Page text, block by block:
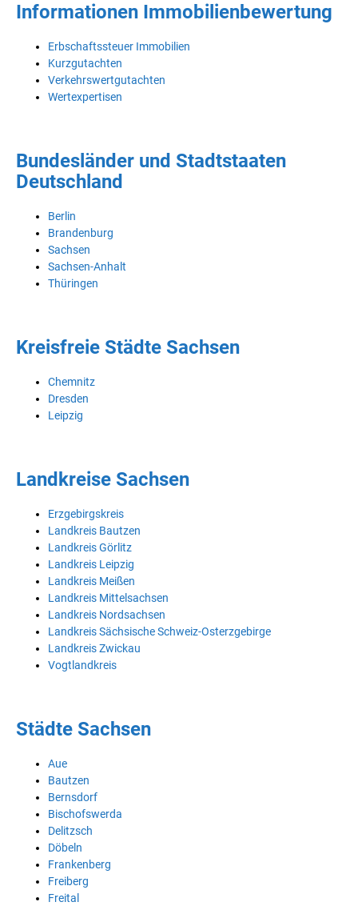
Informationen Immobilienbewertung
Erbschaftssteuer Immobilien
Kurzgutachten
Verkehrswertgutachten
Wertexpertisen
Bundesländer und Stadtstaaten
Deutschland
Berlin
Brandenburg
Sachsen
Sachsen-Anhalt
Thüringen
Kreisfreie Städte Sachsen
Chemnitz
Dresden
Leipzig
Landkreise Sachsen
Erzgebirgskreis
Landkreis Bautzen
Landkreis Görlitz
Landkreis Leipzig
Landkreis Meißen
Landkreis Mittelsachsen
Landkreis Nordsachsen
Landkreis Sächsische Schweiz-Osterzgebirge
Landkreis Zwickau
Vogtlandkreis
Städte Sachsen
Aue
Bautzen
Bernsdorf
Bischofswerda
Delitzsch
Döbeln
Frankenberg
Freiberg
Freital